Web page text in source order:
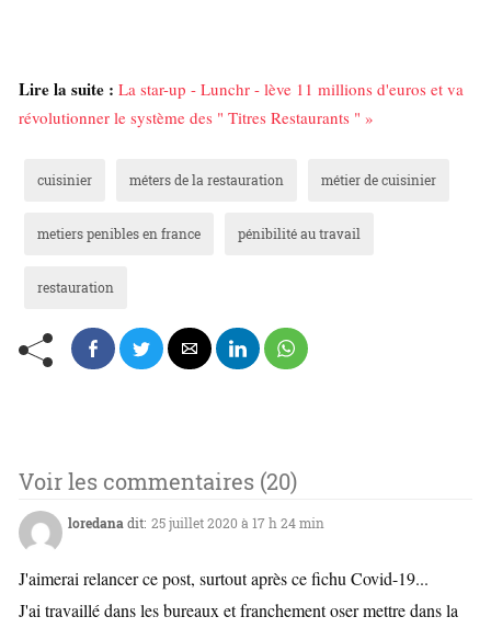
Lire la suite : La star-up - Lunchr - lève 11 millions d'euros et va
révolutionner le système des " Titres Restaurants " »
cuisinier méters de la restauration métier de cuisinier
metiers penibles en france pénibilité au travail
restauration
Voir les commentaires (20)
loredana dit: 25 juillet 2020 à 17 h 24 min
J'aimerai relancer ce post, surtout après ce fichu Covid-19...
J'ai travaillé dans les bureaux et franchement oser mettre dans la